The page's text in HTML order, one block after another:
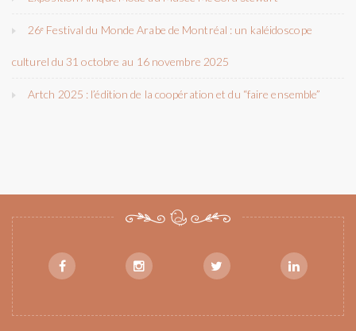
26ᵉ Festival du Monde Arabe de Montréal : un kaléidoscope
culturel du 31 octobre au 16 novembre 2025
Artch 2025 : l’édition de la coopération et du “faire ensemble”